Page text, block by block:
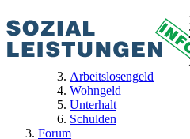
Arbeitslosengeld
Wohngeld
Unterhalt
Schulden
Forum